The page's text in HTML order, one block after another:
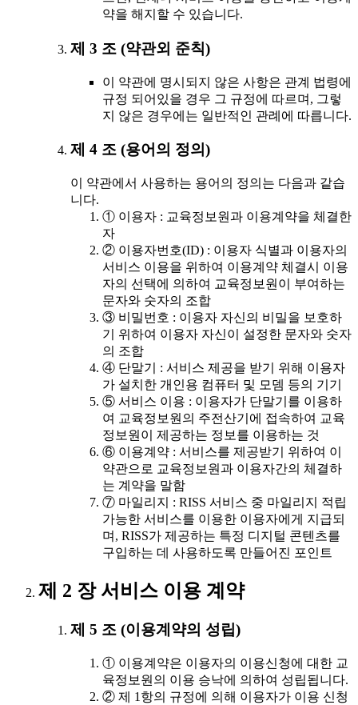
약을 해지할 수 있습니다.
제 3 조 (약관외 준칙)
이 약관에 명시되지 않은 사항은 관계 법령에
규정 되어있을 경우 그 규정에 따르며, 그렇
지 않은 경우에는 일반적인 관례에 따릅니다.
제 4 조 (용어의 정의)
이 약관에서 사용하는 용어의 정의는 다음과 같습
니다.
① 이용자 : 교육정보원과 이용계약을 체결한
자
② 이용자번호(ID) : 이용자 식별과 이용자의
서비스 이용을 위하여 이용계약 체결시 이용
자의 선택에 의하여 교육정보원이 부여하는
문자와 숫자의 조합
③ 비밀번호 : 이용자 자신의 비밀을 보호하
기 위하여 이용자 자신이 설정한 문자와 숫자
의 조합
④ 단말기 : 서비스 제공을 받기 위해 이용자
가 설치한 개인용 컴퓨터 및 모뎀 등의 기기
⑤ 서비스 이용 : 이용자가 단말기를 이용하
여 교육정보원의 주전산기에 접속하여 교육
정보원이 제공하는 정보를 이용하는 것
⑥ 이용계약 : 서비스를 제공받기 위하여 이
약관으로 교육정보원과 이용자간의 체결하
는 계약을 말함
⑦ 마일리지 : RISS 서비스 중 마일리지 적립
가능한 서비스를 이용한 이용자에게 지급되
며, RISS가 제공하는 특정 디지털 콘텐츠를
구입하는 데 사용하도록 만들어진 포인트
제 2 장 서비스 이용 계약
제 5 조 (이용계약의 성립)
① 이용계약은 이용자의 이용신청에 대한 교
육정보원의 이용 승낙에 의하여 성립됩니다.
② 제 1항의 규정에 의해 이용자가 이용 신청